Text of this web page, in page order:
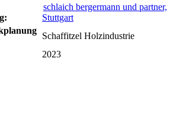
schlaich bergermann und partner,
Stuttgart
Schaffitzel Holzindustrie
2023